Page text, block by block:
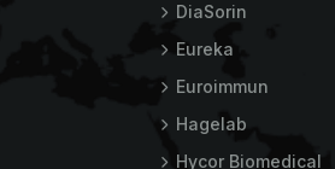
DiaSorin
Eureka
Euroimmun
Hagelab
Hycor Biomedical